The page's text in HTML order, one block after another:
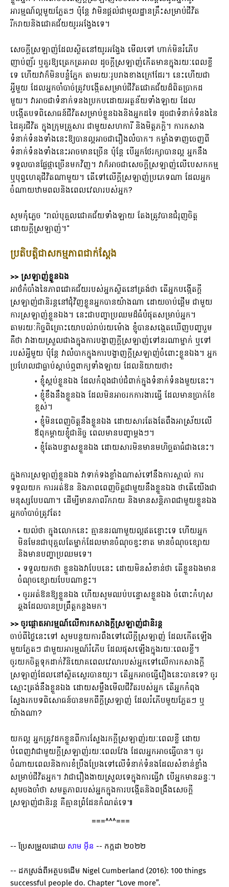
អារម្មណ៍ល្អមួយភ្លែតៗ ប៉ុន្តែ វាមិនផ្តល់ជាមូលដ្ឋានគ្រឹះសម្រាប់ជីវិត
រីករាយនិងជោគជ័យយូរអង្វែងទេ។
សេចក្តីស្រឡាញ់ដែលស្ថិតនៅយូរអង្វែង មើលទៅ ហាក់មិនរំភើប
ញាប់ញ័រ ឬគួរឱ្យត្រេកត្រអាល ដូចក្តីស្រឡាញ់កើតមានក្នុងរយៈពេលខ្លី
ទេ ហើយវាក៏មិនបន្លំភ្នែក តាមរយៈរូបរាងខាងក្រៅដែរ។ នេះហើយជា
អ្វីមួយ ដែលអ្នកចាំបាច់ត្រូវបង្កើតសម្រាប់ជីវិតជោគជ័យដ៏ពិតប្រាកដ
មួយ។ វាអាចជាទំនាក់ទនងប្រកបដោយអត្ថន័យទាំងឡាយ ដែល
បង្កើតបទពិសោធន៍ជីវិតសម្រាប់ខ្លួនឯងនិងអ្នកដទៃ ដូចជាទំនាក់ទំនងនៃ
ដៃគូរជីវិត ក្នុងក្រុមគ្រួសារ ជាមួយសហការី និងមិត្តភក្តិ។ ការកសាង
ទំនាក់ទំនងទាំងនេះឱ្យបានល្អអាចជារឿងលំបាក។ កម្លាំងទាញចេញពី
ទំនាក់ទំនងទាំងនេះអាចមានច្រើន ប៉ុន្តែ បើអ្នកថែរក្សាបានល្អ អ្នកនឹង
ទទួលបានផ្លែផ្កាច្រើនមកវិញ។​ វាក៏អាចជាសេចក្តីស្រឡាញ់លើបេសកកម្ម​
ឬបុព្វហេតុជីវិតណាមួយ។ តើទៅលើក្តីស្រឡាញ់ប្រភេទណា ដែលអ្នក
ចំណាយឋាមពលនិងពេលវេលារបស់អ្នក?
សូមកុំភ្លេច "រាល់បុគ្គលជោគជ័យទាំងឡាយ តែងត្រូវបានជំរុញចិត្ត
ដោយក្តីស្រឡាញ់។"
ប្រតិបត្តិជាសកម្មភាពជាក់ស្តែង
>> ស្រឡាញ់ខ្លួនឯង
អាថ៌កំបាំងនៃភាពជោគជ័យរបស់អ្នកស្ថិតនៅត្រង់ថា តើអ្នកបង្កើតក្តី
ស្រឡាញ់ជានិរន្តនៅជុំវិញខ្លួនអ្នកបានយ៉ាងណា ដោយចាប់ផ្តើម ជាមួយ
ការស្រឡាញ់ខ្លួនឯង។ នេះជាបញ្ហាប្រឈមដ៏ធំបំផុតសម្រាប់អ្នក។
តាមរយៈកិច្ចពិគ្រោះយោបល់រាប់រយម៉ោង ខ្ញុំបានសង្កេតឃើញបញ្ហារួម
គឺថា វាងាយស្រួលជាងក្នុងការបង្ហាញក្តីស្រឡាញ់ទៅនរណាម្នាក់ ឬទៅ
របស់អ្វីមួយ ប៉ុន្តែ វាលំបាកក្នុងការបង្ហាញក្តីស្រឡាញ់ចំពោះខ្លួនឯង។ អ្នក
ប្រហែលជាធ្លាប់ស្តាប់ឮពាក្យទាំងឡាយ ដែលនិយាយថា៖
ខ្ញុំស្អប់ខ្លួនឯង ដែលកំពុងជាប់ជំពាក់ក្នុងទំនាក់ទំនងមួយនេះ។
ខ្ញុំខឹងនឹងខ្លួនឯង ដែលមិនអាចរកការងារធ្វើ ដែលមានប្រាក់ខែ
ខ្ពស់។
ខ្ញុំមិនពេញចិត្តនឹងខ្លួនឯង ដោយសារតែងតែពឹងអាស្រ័យលើ
ឪពុកម្តាយខ្ញុំជានិច្ច ពេលមានបញ្ហាម្តងៗ។
ខ្ញុំតែងបន្ទាសខ្លួនឯង ដោយសារមិនមានមហិច្ឆតាធំជាងនេះ។
ក្នុងការស្រឡាញ់ខ្លួនឯង វាទាក់ទងខ្លាំងណាស់ទៅនឹងការស្គាល់ ការ
ទទួលយក ការអត់ឱន និងភាពពេញចិត្តជាមួយនឹងខ្លួនឯង ថាតើយើងជា
មនុស្សបែបណា។ ដើម្បីមានភាពរីករាយ និងមានសន្តិភាពជាមួយខ្លួនឯង
អ្នកចាំបាច់ត្រូវតែ៖
យល់ថា ក្នុងលោកនេះ គ្មាននរណាមួយល្អឥតខ្ចោះទេ ហើយអ្នក
មិនមែនជាបុគ្គលតែម្នាក់ដែលមានចំណុចខ្វះខាត មានចំណុចខ្សោយ
និងមានបញ្ហាប្រឈមទេ។
ទទួលយកថា ខ្លួនឯងវាបែបនេះ ដោយមិនសំខាន់ថា តើខ្លួនឯងមាន
ចំណុចខ្សោយបែបណាខ្លះ។
ចូរអត់ឱនឱ្យខ្លួនឯង ហើយសូមឈប់បន្ទោសខ្លួនឯង ចំពោះកំហុស
ឆ្គងដែលបានប្រព្រឹត្តកន្លងមក។
>> ចូរផ្តោតអារម្មណ៍លើការកសាងក្តីស្រឡាញ់ជានិរន្ត
ចាប់ពីថ្ងៃនេះទៅ សូមបន្ថយការពឹងទៅលើក្តីស្រឡាញ់ ដែលកើតឡើង
មួយភ្លែតៗ ជាមួយអារម្មណ៍រំភើប ដែលផុសឡើងក្នុងរយៈពេលខ្លី។
ចូរយកចិត្តទុកដាក់វិនិយោគពេលវេលារបស់អ្នកទៅលើការកសាងក្តី
ស្រឡាញ់ដែលនៅស្ថិតស្ថេរបានយូរ។ តើអ្នកអាចធ្វើរឿងនេះបានទេ? ចូរ
ស្មោះត្រង់នឹងខ្លួនឯង ដោយសម្លឹងមើលជីវិតរបស់អ្នក តើអ្នកកំពុង
ស្វែងរកបទពិសោធន៍បានមកពីក្តីស្រឡាញ់ ដែលរំភើបមួយភ្លែតៗ ឬ
យ៉ាងណា?
យកល្អ អ្នកត្រូវដកខ្លួនពីការស្វែងរកក្តីស្រឡាញ់រយៈពេលខ្លី ដោយ
បំពេញវាជាមួយក្តីស្រឡាញ់រយៈពេលវែង ដែលអ្នកអាចធ្វើបាន។ ចូរ
ចំណាយពេលនិងការខំប្រឹងប្រែងទៅលើទំនាក់ទំនងដែលសំខាន់ខ្លាំង
សម្រាប់ជីវិតអ្នក។ វាជារឿងងាយស្រួលទេក្នុងការធ្វើវា បើអ្នកមានឆន្ទៈ។
សូមចងចាំថា​ សមត្ថភាពរបស់អ្នកក្នុងការបង្កើតនិងពង្រឹងសេចក្តី
ស្រឡាញ់ជានិរន្ត​ គឺគ្មានព្រំដែនកំណត់ទេ៕
===^^^===
-- ប្រែសម្រួលដោយ សាម អុីន -- កក្កដា ២០២២
-- ដកស្រង់ពីអត្ថបទដើម Nigel Cumberland (2016): 100 things
successful people do. Chapter “Love more”.